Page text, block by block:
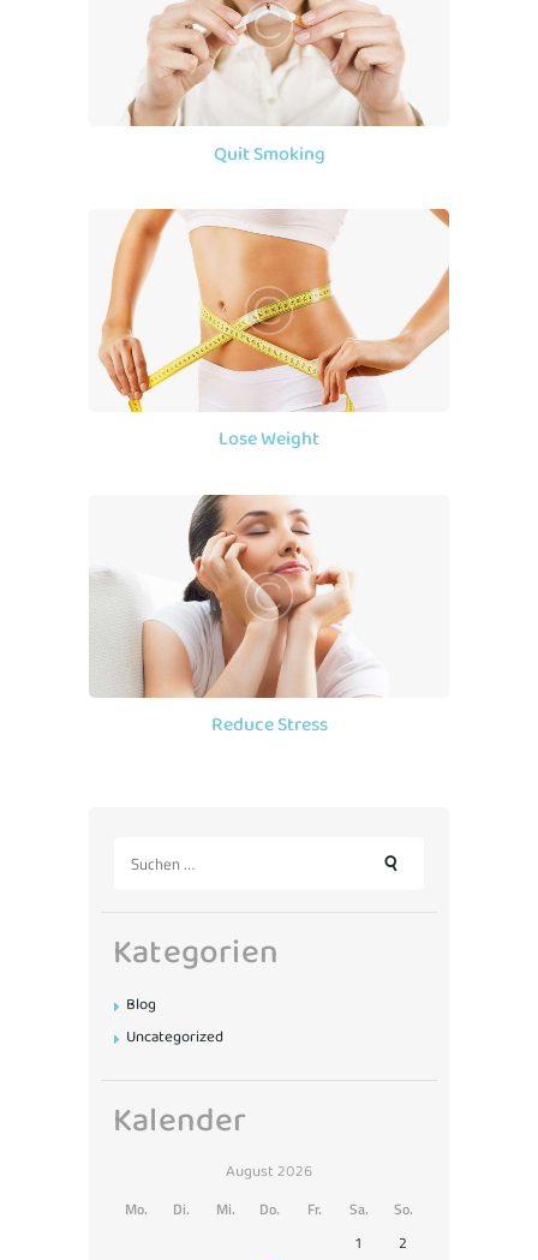
Quit Smoking
Lose Weight
Reduce Stress
nach:
Kategorien
Blog
Uncategorized
Kalender
August 2026
Mo. Di. Mi. Do. Fr. Sa.
So.
1
2